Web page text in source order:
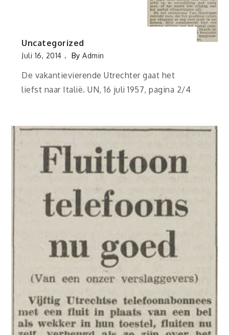
Uncategorized
Juli 16, 2014 ByAdmin
De vakantievierende Utrechter gaat het
liefst naar Italië. UN, 16 juli 1957, pagina 2/4